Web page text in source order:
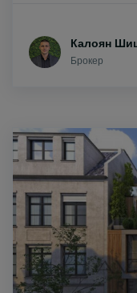
Калоян
Брокер